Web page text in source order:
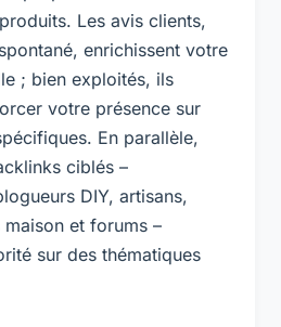
Les avis clients,
enrichissent votre
; bien exploités, ils
votre présence sur
En parallèle,
ciblés –
DIY, artisans,
et forums –
sur des thématiques